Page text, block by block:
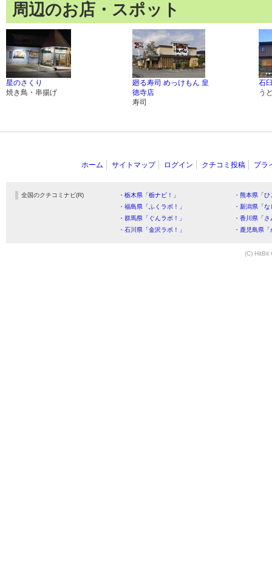
周辺のお店・スポット
星のさくり
焼き鳥・串揚げ
廻る寿司 めっけもん 皇
徳寺店
寿司
石
う
ホーム サイトマップ ログイン クチコミ投稿 プラ
全国のクチコミナビ(R) ・栃木県「栃ナビ！」
・熊本県「
・福島県「ふくラボ！」
・新潟県「
・群馬県「ぐんラボ！」
・香川県「
・石川県「金沢ラボ！」
・鹿児島県
(C) HitBit